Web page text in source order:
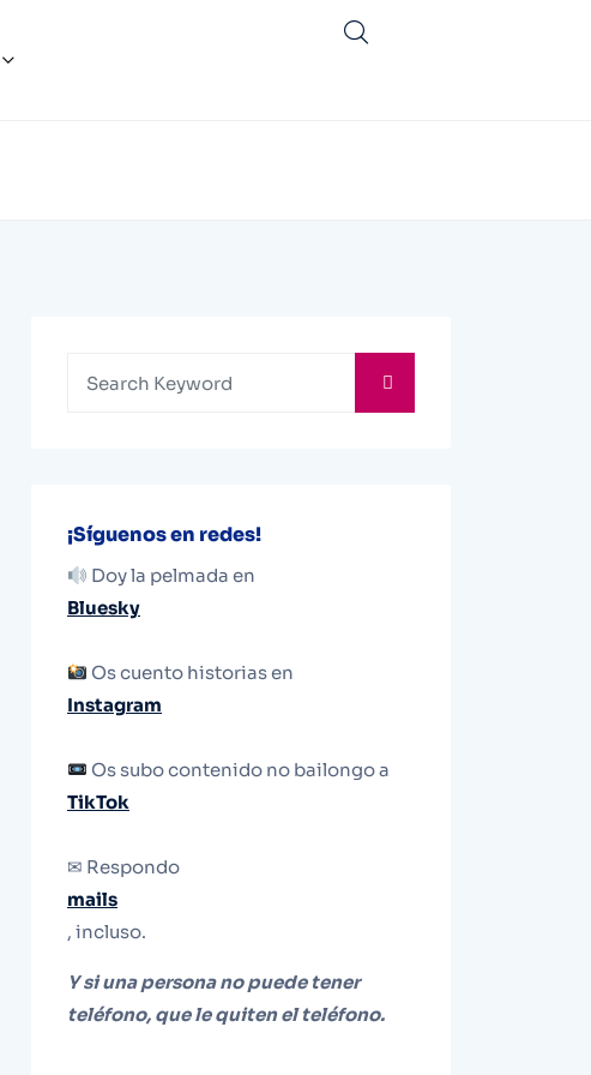
¡Síguenos en redes!
Doy la pelmada en
Bluesky
Os cuento historias en
Instagram
Os subo contenido no bailongo a
TikTok
✉ Respondo
mails
, incluso.
Y si una persona no puede tener
teléfono, que le quiten el teléfono.